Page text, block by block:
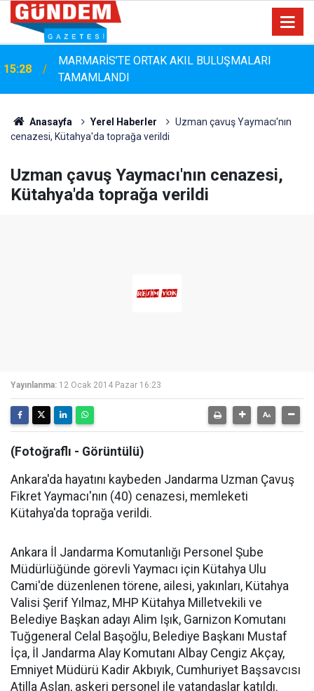
15:28
MARMARİS’TE ORTAK AKIL BULUŞMALARI
TAMAMLANDI
Anasayfa Yerel Haberler
Uzman çavuş Yaymacı'nın
cenazesi, Kütahya'da toprağa verildi
Uzman çavuş Yaymacı'nın cenazesi,
Kütahya'da toprağa verildi
Yayınlanma: 12 Ocak 2014 Pazar 16:23
(Fotoğraflı - Görüntülü)
Ankara'da hayatını kaybeden Jandarma Uzman Çavuş
Fikret Yaymacı'nın (40) cenazesi, memleketi
Kütahya'da toprağa verildi.
Ankara İl Jandarma Komutanlığı Personel Şube
Müdürlüğünde görevli Yaymacı için Kütahya Ulu
Cami'de düzenlenen törene, ailesi, yakınları, Kütahya
Valisi Şerif Yılmaz, MHP Kütahya Milletvekili ve
Belediye Başkan adayı Alim Işık, Garnizon Komutanı
Tuğgeneral Celal Başoğlu, Belediye Başkanı Mustaf
İça, İl Jandarma Alay Komutanı Albay Cengiz Akçay,
Emniyet Müdürü Kadir Akbıyık, Cumhuriyet Başsavcısı
Atilla Aslan, askeri personel ile vatandaşlar katıldı.